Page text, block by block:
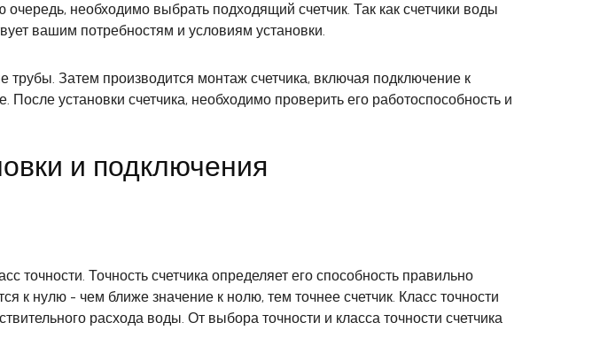
необходимо выбрать подходящий счетчик. Так как счетчики воды
вашим потребностям и условиям установки.
Затем производится монтаж счетчика, включая подключение к
установки счетчика, необходимо проверить его работоспособность и
и подключения
точности. Точность счетчика определяет его способность правильно
к нулю - чем ближе значение к нолю, тем точнее счетчик. Класс точности
расхода воды. От выбора точности и класса точности счетчика